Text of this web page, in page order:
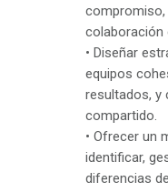
compromiso,
colaboración
• Diseñar
equipos
resultados, y
compartido.
• Ofrecer un
identificar,
diferencias